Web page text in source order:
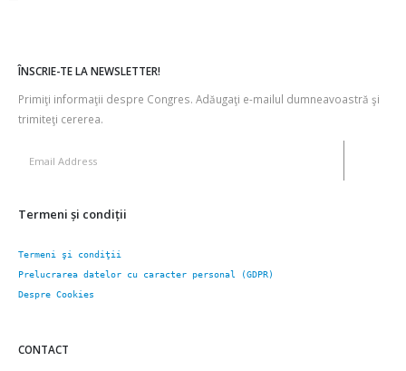
ÎNSCRIE-TE LA NEWSLETTER!
Primiţi informaţii despre Congres. Adăugaţi e-mailul dumneavoastră şi
trimiteţi cererea.
Termeni şi condiţii
Termeni şi condiţii
Prelucrarea datelor cu caracter personal (GDPR)
Despre Cookies
CONTACT